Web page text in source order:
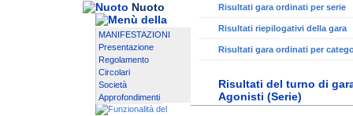
Nuoto
MANIFESTAZIONI
Presentazione
Regolamento
Circolari
Società
Approfondimenti
Risultati gara ordinati per serie
Risultati riepilogativi della gara
Risultati gara ordinati per
Risultati del turno di
Agonisti (Serie)